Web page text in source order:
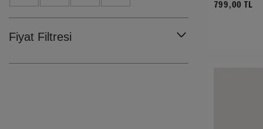
Fiyat Filtresi
799,00 TL